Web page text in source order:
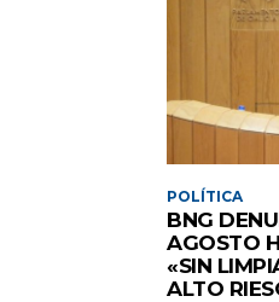
POLÍTICA
BNG
AGOSTO
«SIN
ALTO